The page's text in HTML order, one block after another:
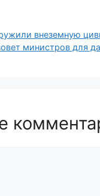
внеземную
министров для